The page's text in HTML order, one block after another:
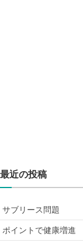
最近の投稿
サブリース問題
ポイントで健康増進